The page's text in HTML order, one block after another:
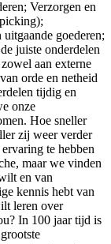
Verzorgen en
goederen;
juiste onderdelen
aan externe
orde en netheid
tijdig en
onze
Hoe sneller
zij weer verder
te hebben
maar we vinden
en van
kennis hebt van
leren over
In 100 jaar tijd is